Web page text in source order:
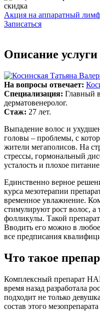
Акция на аппаратный
Записаться
Описание услуги
На вопросы отвечает:
Специализация: Главный
дерматовенеролог.
Стаж: 27 лет.
Выпадение волос и
головы – проблемы, с
жители мегаполисов. На
стрессы, гормональный
усталость и плохое
Единственно верное
курса мезотерапии
временное увлажнение.
стимулируют рост волос, а
фолликулы. Такой
Вводить его можно в
все предписания
Что такое
Комплексный препарат
время назад разработала
подходит не только
состав этого мезопрепарата